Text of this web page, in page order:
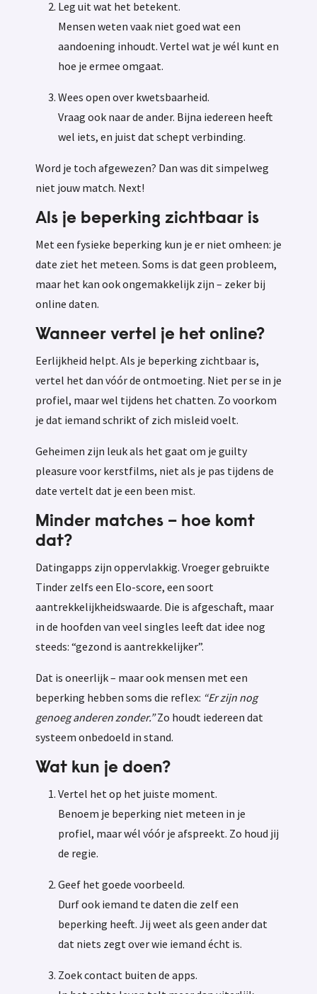
Leg uit wat het betekent.
Mensen weten vaak niet goed wat een
aandoening inhoudt. Vertel wat je wél kunt en
hoe je ermee omgaat.
Wees open over kwetsbaarheid.
Vraag ook naar de ander. Bijna iedereen heeft
wel iets, en juist dat schept verbinding.
Word je toch afgewezen? Dan was dit simpelweg
niet jouw match. Next!
Als je beperking zichtbaar is
Met een fysieke beperking kun je er niet omheen: je
date ziet het meteen. Soms is dat geen probleem,
maar het kan ook ongemakkelijk zijn – zeker bij
online daten.
Wanneer vertel je het online?
Eerlijkheid helpt. Als je beperking zichtbaar is,
vertel het dan vóór de ontmoeting. Niet per se in je
profiel, maar wel tijdens het chatten. Zo voorkom
je dat iemand schrikt of zich misleid voelt.
Geheimen zijn leuk als het gaat om je guilty
pleasure voor kerstfilms, niet als je pas tijdens de
date vertelt dat je een been mist.
Minder matches – hoe komt
dat?
Datingapps zijn oppervlakkig. Vroeger gebruikte
Tinder zelfs een Elo-score, een soort
aantrekkelijkheidswaarde. Die is afgeschaft, maar
in de hoofden van veel singles leeft dat idee nog
steeds: “gezond is aantrekkelijker”.
Dat is oneerlijk – maar ook mensen met een
beperking hebben soms die reflex: “Er zijn nog
genoeg anderen zonder.”Zo houdt iedereen dat
systeem onbedoeld in stand.
Wat kun je doen?
Vertel het op het juiste moment.
Benoem je beperking niet meteen in je
profiel, maar wél vóór je afspreekt. Zo houd jij
de regie.
Geef het goede voorbeeld.
Durf ook iemand te daten die zelf een
beperking heeft. Jij weet als geen ander dat
dat niets zegt over wie iemand écht is.
Zoek contact buiten de apps.